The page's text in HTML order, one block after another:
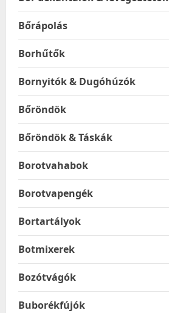
Bőrápolás
Borhűtők
Bornyitók & Dugóhúzók
Bőröndök
Bőröndök & Táskák
Borotvahabok
Borotvapengék
Bortartályok
Botmixerek
Bozótvágók
Buborékfújók